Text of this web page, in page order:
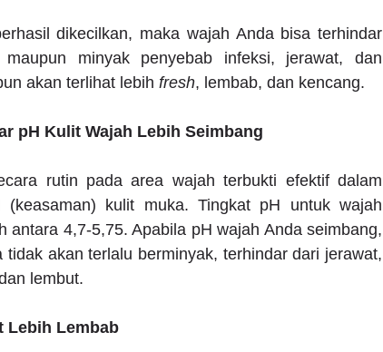
dikecilkan, maka wajah Anda bisa terhindar
minyak penyebab infeksi, jerawat, dan
akan terlihat lebih fresh, lembab, dan kencang.
pH Kulit Wajah Lebih Seimbang
rutin pada area wajah terbukti efektif dalam
(keasaman) kulit muka. Tingkat pH untuk wajah
antara 4,7-5,75. Apabila pH wajah Anda seimbang,
tidak akan terlalu berminyak, terhindar dari jerawat,
lembut.
Lebih Lembab